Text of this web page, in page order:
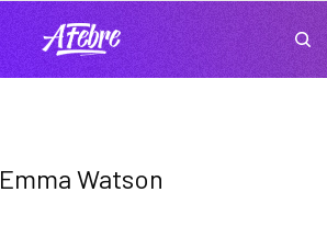
Emma Watson